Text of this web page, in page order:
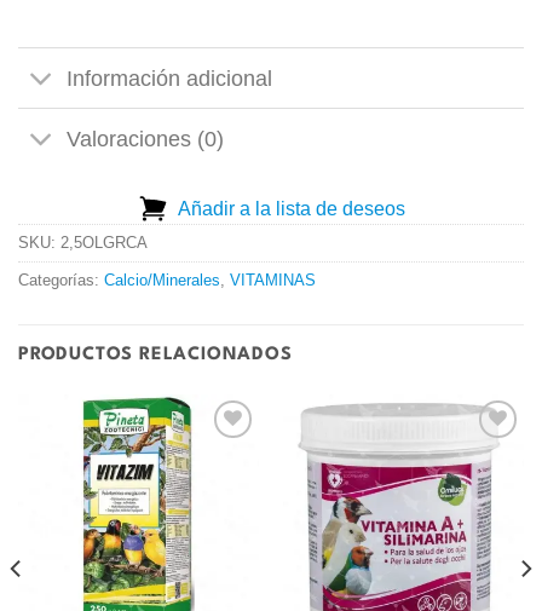
Información adicional
Valoraciones (0)
Añadir a la lista de deseos
SKU: 2,5OLGRCA
Categorías: Calcio/Minerales, VITAMINAS
PRODUCTOS RELACIONADOS
Añadir
a la
lista de
deseos